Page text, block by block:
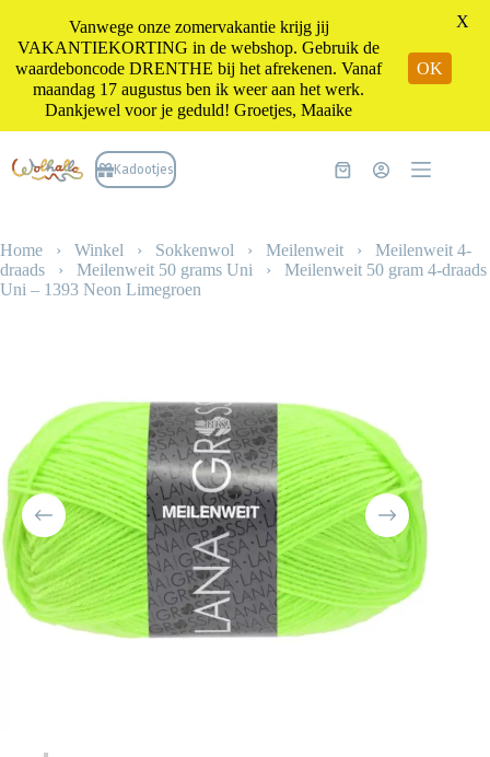
naar
de
Kadootjes Winkelwagen
Home › Winkel › Sokkenwol › Meilenweit › Meilenweit 4-
draads › Meilenweit 50 grams Uni › Meilenweit 50 gram 4-draads
Uni – 1393 Neon Limegroen
Vanwege onze zomervakantie krijg jij
VAKANTIEKORTING in de webshop. Gebruik de
waardeboncode DRENTHE bij het afrekenen. Vanaf
maandag 17 augustus ben ik weer aan het werk.
Dankjewel voor je geduld! Groetjes, Maaike
OK
X